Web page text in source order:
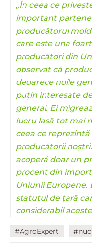
„În ceea ce
important
producătorul
care este una
producători din
observat că
deoarece noile
puțin interesate
general. Ei
lucru lasă tot mai
ceea ce
producătorii
acoperă doar un
procent din
Uniunii Europene.
statutul de țară
considerabil
#AgroExpert #nuci